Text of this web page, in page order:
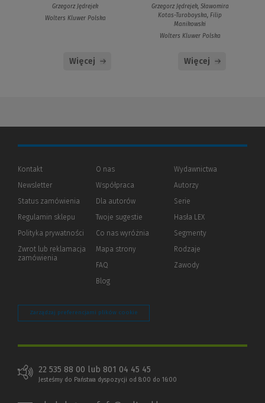
Grzegorz Jędrejek
Wolters Kluwer Polska
Więcej
Grzegorz Jędrejek, Sławomira
Kotas-Turoboyska, Filip
Manikowski
Wolters Kluwer Polska
Więcej
Kontakt
Newsletter
Status zamówienia
Regulamin sklepu
Polityka prywatności (Nowe
(Link
innej
Zwrot lub reklamacja
zamówienia
O nas
Współpraca
Dla autorów(Nowe
(Link
innej
Twoje sugestie
Co nas wyróżnia
Mapa strony
FAQ
Blog
Wydawnictwa
Autorzy
Serie
Hasła LEX
Segmenty
Rodzaje
Zawody
Zarządzaj preferencjami plików cookie
22 535 88 00 lub 801 04 45 45
Jesteśmy do Państwa dyspozycji od 8:00 do 16:00